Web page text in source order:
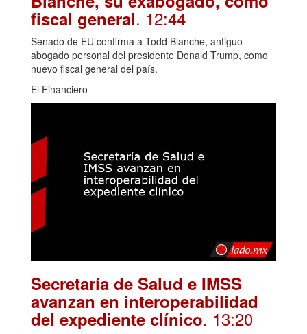
fiscal general. 12:44
Senado de EU confirma a Todd Blanche, antiguo
abogado personal del presidente Donald Trump, como
nuevo fiscal general del país.
El Financiero
Secretaría de Salud e IMSS
avanzan en interoperabilidad
del expediente clínico. 13:20